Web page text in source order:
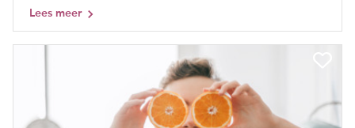
Lees meer